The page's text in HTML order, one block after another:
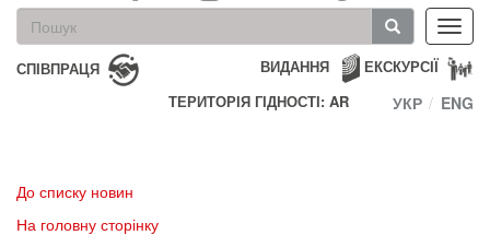
Пошукова
форма
Пошук
СПІВПРАЦЯ ЕКСКУРСІЇ
ВИДАННЯ
ТЕРИТОРІЯ ГІДНОСТІ: AR
УКР ENG
До списку новин
На головну сторінку